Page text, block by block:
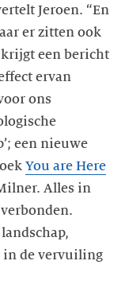
Jeroen. “En
er zitten ook
krijgt een bericht
ervan
ons
een nieuwe
You are Here
Alles in
in de vervuiling